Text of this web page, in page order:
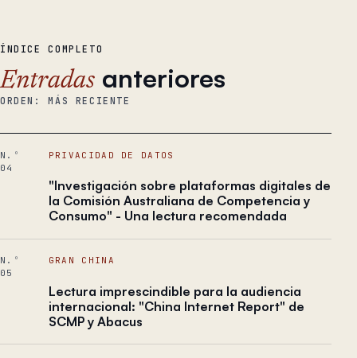
ÍNDICE COMPLETO
Entradas anteriores
ORDEN: MÁS RECIENTE
N.º
04
PRIVACIDAD DE DATOS
"Investigación sobre plataformas digitales de
la Comisión Australiana de Competencia y
Consumo" - Una lectura recomendada
N.º
05
GRAN CHINA
Lectura imprescindible para la audiencia
internacional: "China Internet Report" de
SCMP y Abacus